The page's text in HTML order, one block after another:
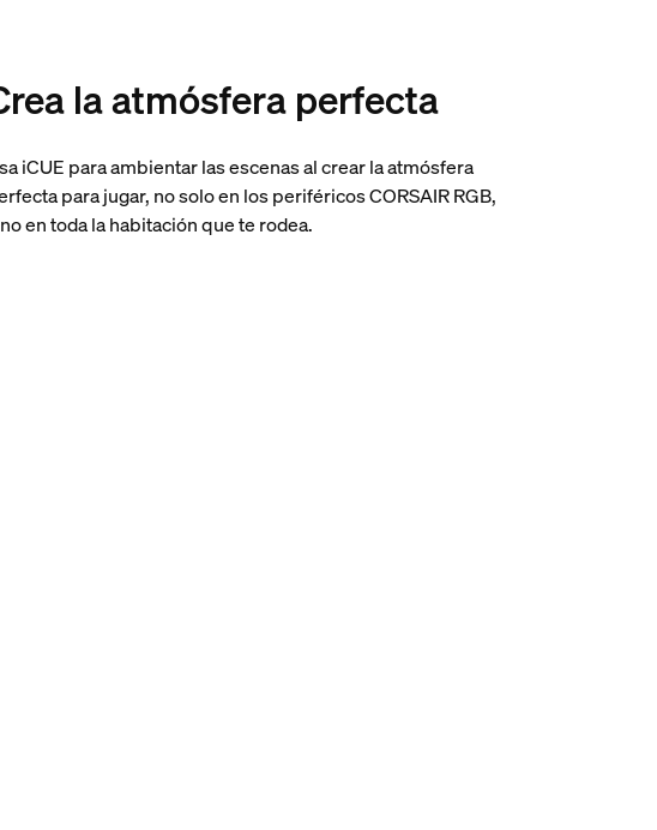
la atmósfera perfecta
iCUE para ambientar las escenas al crear la atmósfera
para jugar, no solo en los periféricos CORSAIR RGB,
en toda la habitación que te rodea.